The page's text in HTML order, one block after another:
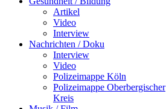
Artikel
Video
Interview
Nachrichten / Doku
Interview
Video
Polizeimappe Köln
Polizeimappe Oberbergischer
Kreis